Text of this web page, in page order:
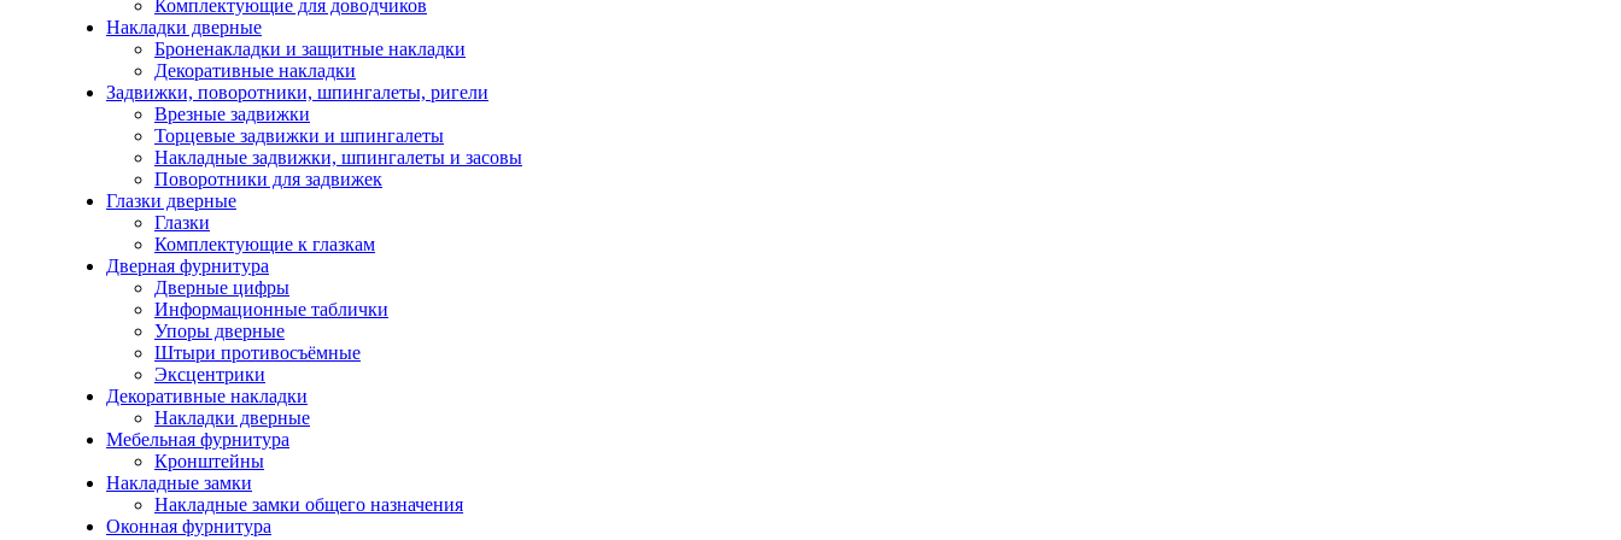
Комплектующие для доводчиков
Накладки дверные
Броненакладки и защитные накладки
Декоративные накладки
Задвижки, поворотники, шпингалеты, ригели
Врезные задвижки
Торцевые задвижки и шпингалеты
Накладные задвижки, шпингалеты и засовы
Поворотники для задвижек
Глазки дверные
Глазки
Комплектующие к глазкам
Дверная фурнитура
Дверные цифры
Информационные таблички
Упоры дверные
Штыри противосъёмные
Эксцентрики
Декоративные накладки
Накладки дверные
Мебельная фурнитура
Кронштейны
Накладные замки
Накладные замки общего назначения
Оконная фурнитура